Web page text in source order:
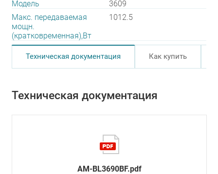
Модель
3609
Макс. передаваемая
мощн.
(кратковременная),Вт
1012.5
Техническая документация Как купить
Техническая документация
AM-BL3690BF.pdf